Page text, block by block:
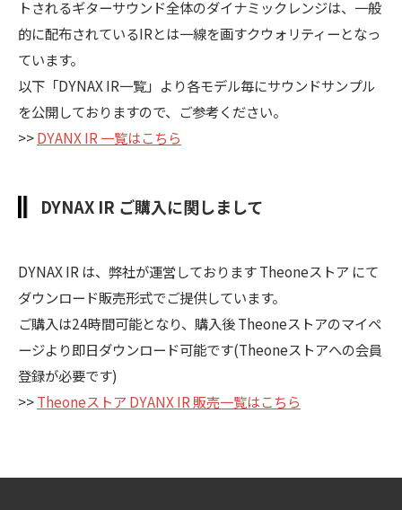
トされるギターサウンド全体のダイナミックレンジは、一般
的に配布されているIRとは一線を画すクウォリティーとなっ
ています。
以下「DYNAX IR一覧」より各モデル毎にサウンドサンプル
を公開しておりますので、ご参考ください。
>>DYANX IR 一覧はこちら
DYNAX IR ご購入に関しまして
DYNAX IR は、弊社が運営しております Theoneストア にて
ダウンロード販売形式でご提供しています。
ご購入は24時間可能となり、購入後 Theoneストアのマイペ
ージより即日ダウンロード可能です(Theoneストアへの会員
登録が必要です)
>>Theoneストア DYANX IR 販売一覧はこちら